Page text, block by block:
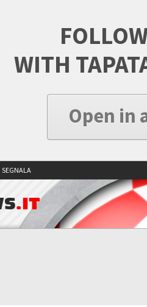
WITH
Open in
SEGNALA
.IT